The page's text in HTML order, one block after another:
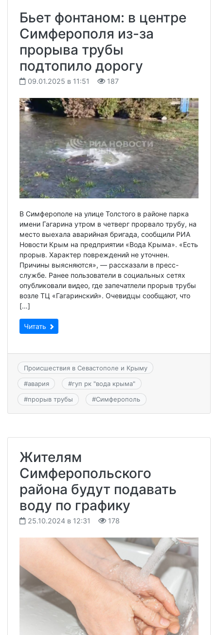
Бьет фонтаном: в центре
Симферополя из-за
прорыва трубы
подтопило дорогу
09.01.2025 в 11:51 187
В Симферополе на улице Толстого в районе парка
имени Гагарина утром в четверг прорвало трубу, на
место выехала аварийная бригада, сообщили РИА
Новости Крым на предприятии «Вода Крыма». «Есть
прорыв. Характер повреждений не уточнен.
Причины выясняются», — рассказали в пресс-
службе. Ранее пользователи в социальных сетях
опубликовали видео, где запечатлели прорыв трубы
возле ТЦ «Гагаринский». Очевидцы сообщают, что
[…]
Читать
Происшествия в Севастополе и Крыму
#авария #гуп рк "вода крыма"
#прорыв трубы #Симферополь
Жителям
Симферопольского
района будут подавать
воду по графику
25.10.2024 в 12:31 178